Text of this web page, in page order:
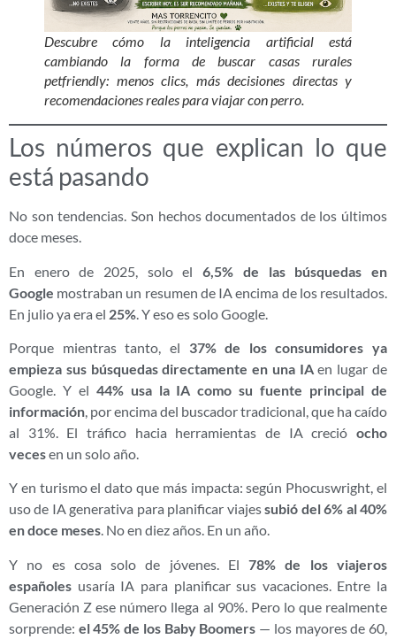
Descubre cómo la inteligencia artificial está
cambiando la forma de buscar casas rurales
petfriendly: menos clics, más decisiones directas y
recomendaciones reales para viajar con perro.
Los números que explican lo que
está pasando
No son tendencias. Son hechos documentados de los últimos
doce meses.
En enero de 2025, solo el6,5% de las búsquedas en
Google mostraban un resumen de IA encima de los resultados.
En julio ya era el 25% . Y eso es solo Google.
Porque mientras tanto, el 37% de los consumidores ya
empieza sus búsquedas directamente en una IAen lugar de
Google. Y el 44% usa la IA como su fuente principal de
información, por encima del buscador tradicional, que ha caído
al 31%. El tráfico hacia herramientas de IA creció ocho
vecesen un solo año.
Y en turismo el dato que más impacta: según Phocuswright, el
uso de IA generativa para planificar viajessubió del 6% al 40%
en doce meses. No en diez años. En un año.
Y no es cosa solo de jóvenes. El78% de los viajeros
españoles usaría IA para planificar sus vacaciones. Entre la
Generación Z ese número llega al 90%. Pero lo que realmente
sorprende: el 45% de los Baby Boomers — los mayores de 60,